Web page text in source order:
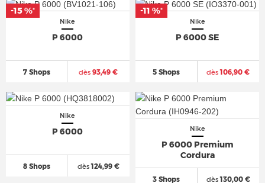
Nike
P 6000
7 Shops dès 93,49 €
-15 %*
Nike
P 6000 SE
5 Shops dès106,90 €
-11 %*
Nike
P 6000
8 Shops dès124,99 €
Nike
P 6000 Premium
Cordura
3 Shops dès130,00 €